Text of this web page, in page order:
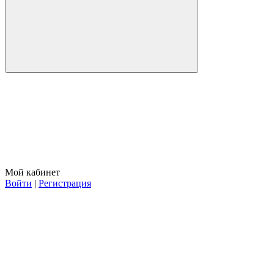
Мой кабинет
Войти | Регистрация